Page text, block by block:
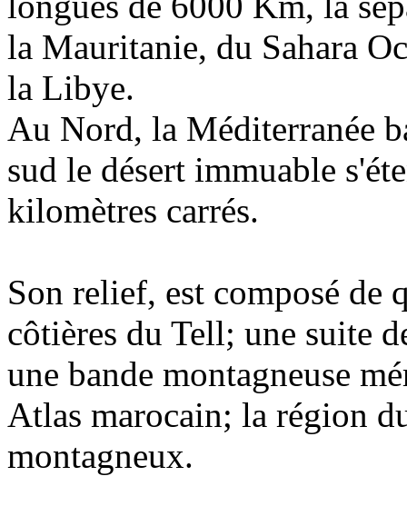
la Mauritanie, du Sahara
la Libye.
Au Nord, la Méditerranée
sud le désert immuable
kilomètres carrés.
Son relief, est composé de
côtières du Tell; une suite
une bande montagneuse
Atlas marocain; la région
montagneux.